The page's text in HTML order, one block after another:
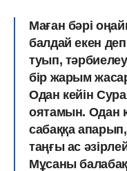
Маған бәрі
балдай екен
туып,
бір жарым
Одан кейін
оятамын. Одан
сабаққа
таңғы ас
Мұсаны